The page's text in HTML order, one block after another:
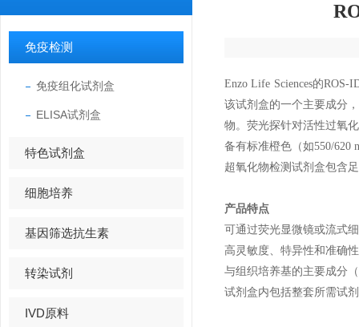
免疫检测
免疫组化试剂盒
ELISA试剂盒
特色试剂盒
细胞培养
基因筛选抗生素
转染试剂
IVD原料
Enzo Life Sciences的
该试剂盒的一个主要成分
物。荧光探针对活性过氧
备有标准橙色（如550/620
超氧化物检测试剂盒包含
产品特点
可通过荧光显微镜或流式
高灵敏度、特异性和准确
与组织培养基的主要成分
试剂盒内包括整套所需试